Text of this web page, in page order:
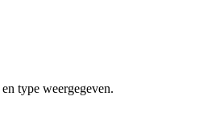
type weergegeven.